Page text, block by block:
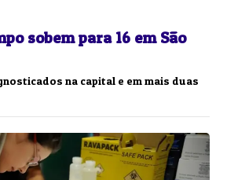
sobem para 16 em São
na capital e em mais duas